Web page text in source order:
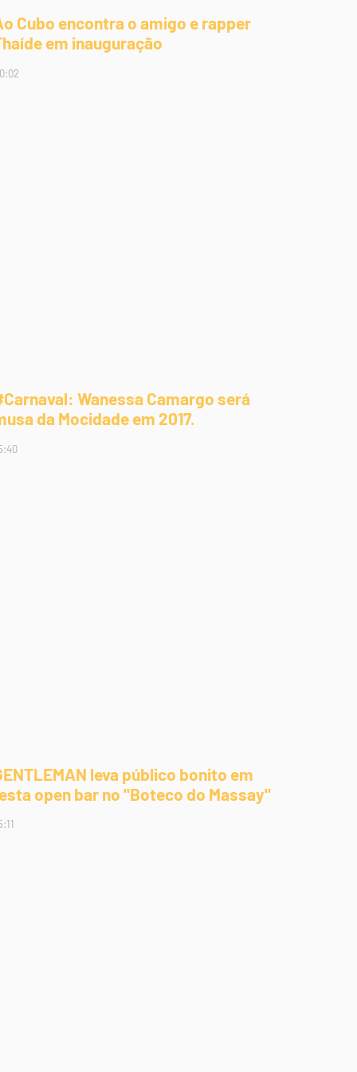
Cubo encontra o amigo e rapper
em inauguração
Wanessa Camargo será
da Mocidade em 2017.
leva público bonito em
open bar no "Boteco do Massay"